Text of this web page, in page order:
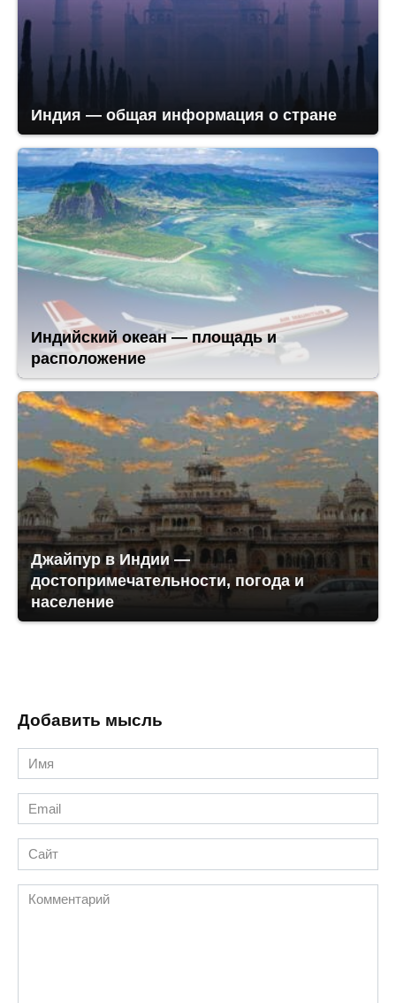
Индия — общая информация о стране
Индийский океан — площадь и
расположение
Джайпур в Индии —
достопримечательности, погода и
население
Добавить мысль
Имя
*
Email
*
Сайт
Комментарий